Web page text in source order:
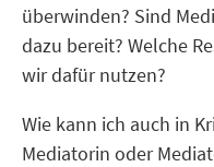
überwinden? Sind
dazu bereit? Welche
wir dafür nutzen?
Wie kann ich auch in
Mediatorin oder